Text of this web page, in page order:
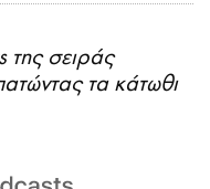
σειράς
τα κάτωθι